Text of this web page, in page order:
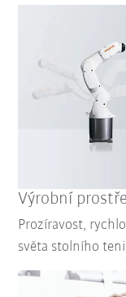
Výrobní
Prozíravost,
světa stolního